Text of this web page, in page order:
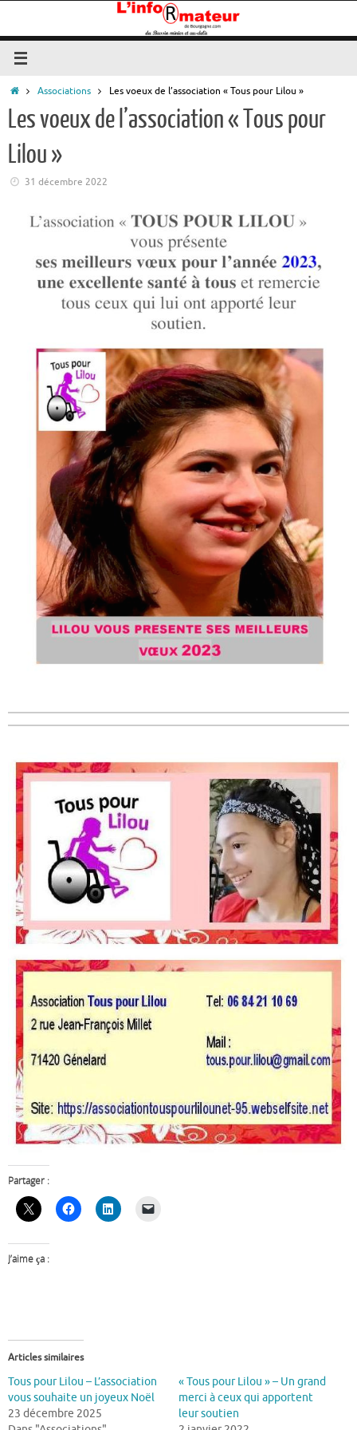
contenu
Accueil
Associations Les voeux de l’association « Tous pour Lilou »
Les voeux de l’association « Tous pour
Lilou »
31 décembre 2022
Partager :
J’aime ça :
Articles similaires
Tous pour Lilou – L’association
vous souhaite un joyeux Noël
23 décembre 2025
« Tous pour Lilou » – Un grand
merci à ceux qui apportent
leur soutien